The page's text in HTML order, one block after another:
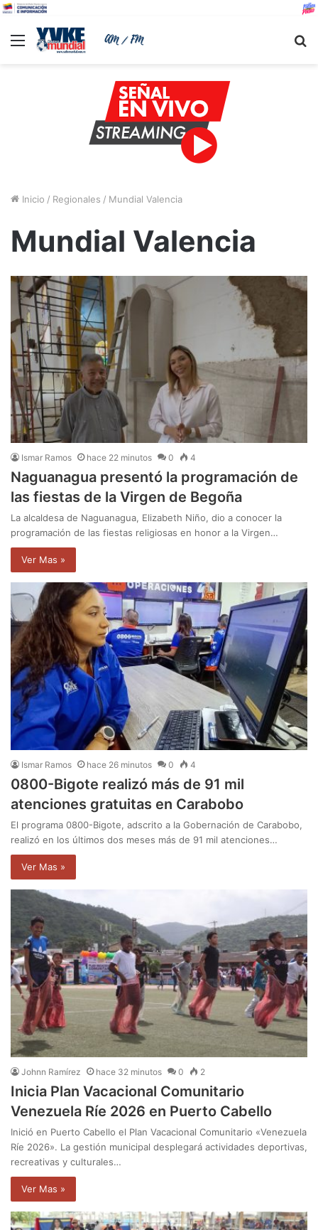
Menu
Inicio / Regionales / Mundial Valencia
Mundial Valencia
Ismar Ramos hace 22 minutos 0 4
Naguanagua presentó la programación de
las fiestas de la Virgen de Begoña
La alcaldesa de Naguanagua, Elizabeth Niño, dio a conocer la
programación de las fiestas religiosas en honor a la Virgen…
Ver Mas »
Ismar Ramos hace 26 minutos 0 4
0800-Bigote realizó más de 91 mil
atenciones gratuitas en Carabobo
El programa 0800-Bigote, adscrito a la Gobernación de Carabobo,
realizó en los últimos dos meses más de 91 mil atenciones…
Ver Mas »
Johnn Ramírez hace 32 minutos 0 2
Inicia Plan Vacacional Comunitario
Venezuela Ríe 2026 en Puerto Cabello
Inició en Puerto Cabello el Plan Vacacional Comunitario «Venezuela
Ríe 2026». La gestión municipal desplegará actividades deportivas,
recreativas y culturales…
Ver Mas »